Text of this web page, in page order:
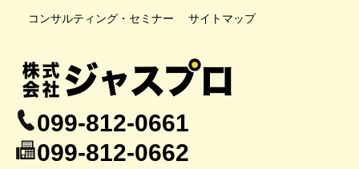
コンサルティング・セミナー サイトマップ
099-812-0661
099-812-0662